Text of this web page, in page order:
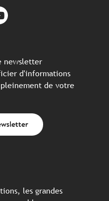
newsletter
d'informations
de votre
les grandes